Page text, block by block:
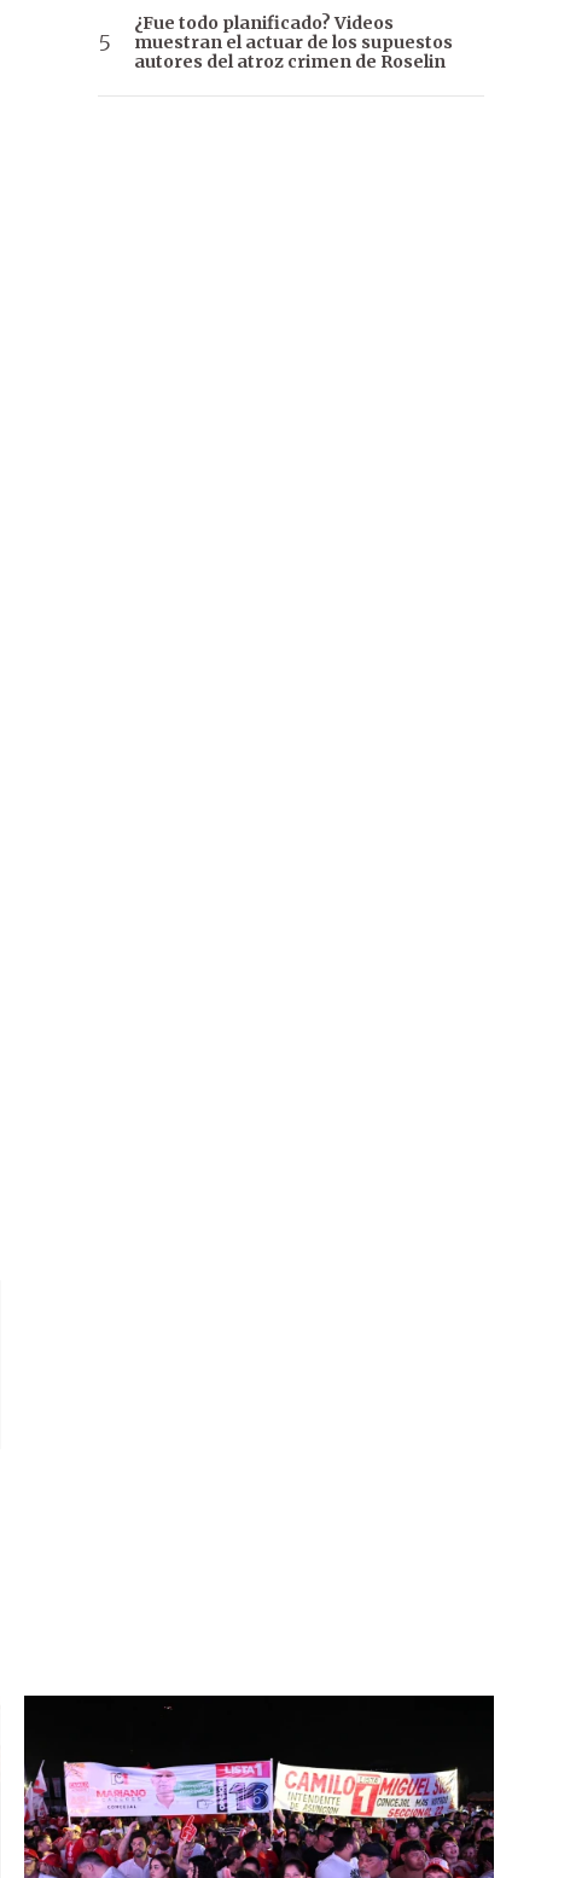
¿Fue todo planificado? Videos
muestran el actuar de los supuestos
autores del atroz crimen de Roselin